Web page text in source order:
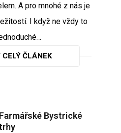
A pro mnohé z nás je
I když ne vždy to
CELÝ ČLÁNEK
Farmářské Bystrické